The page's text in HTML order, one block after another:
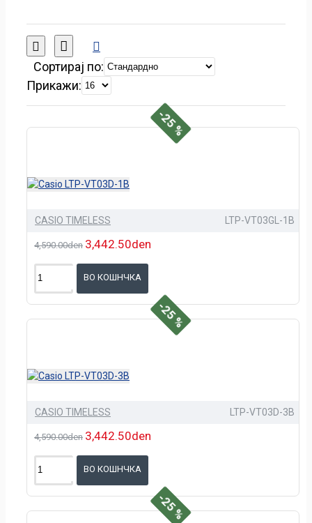
Сортирај по:
Прикажи:
-25 %
CASIO TIMELESS LTP-VT03GL-1B
4,590.00den 3,442.50den
ВО КОШНЧКА
-25 %
CASIO TIMELESS LTP-VT03D-3B
4,590.00den 3,442.50den
ВО КОШНЧКА
-25 %